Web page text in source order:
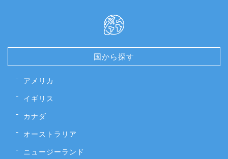
国から探す
アメリカ
イギリス
カナダ
オーストラリア
ニュージーランド